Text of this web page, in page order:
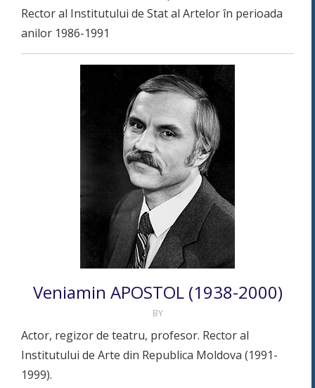
Rector al Institutului de Stat al Artelor în perioada
anilor 1986-1991
Veniamin APOSTOL (1938-2000)
BY
Actor, regizor de teatru, profesor. Rector al
Institutului de Arte din Republica Moldova (1991-
1999).